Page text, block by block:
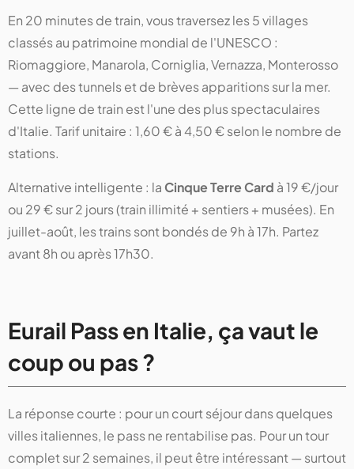
En 20 minutes de train, vous traversez les 5 villages
classés au patrimoine mondial de l'UNESCO :
Riomaggiore, Manarola, Corniglia, Vernazza, Monterosso
— avec des tunnels et de brèves apparitions sur la mer.
Cette ligne de train est l'une des plus spectaculaires
d'Italie. Tarif unitaire : 1,60 € à 4,50 € selon le nombre de
stations.
Alternative intelligente : la Cinque Terre Card à 19 €/jour
ou 29 € sur 2 jours (train illimité + sentiers + musées). En
juillet-août, les trains sont bondés de 9h à 17h. Partez
avant 8h ou après 17h30.
Eurail Pass en Italie, ça vaut le
coup ou pas ?
La réponse courte : pour un court séjour dans quelques
villes italiennes, le pass ne rentabilise pas. Pour un tour
complet sur 2 semaines, il peut être intéressant — surtout